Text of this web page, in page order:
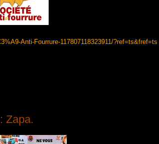
Anti-Fourrure-117807118323911/?ref=ts&fref=ts
Zapa.